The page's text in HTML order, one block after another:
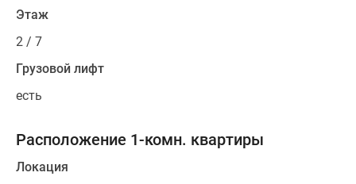
Этаж
2 / 7
Грузовой лифт
есть
Расположение 1-комн. квартиры
Локация